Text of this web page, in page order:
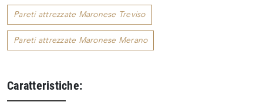
Pareti attrezzate Maronese Treviso
Pareti attrezzate Maronese Merano
Caratteristiche: